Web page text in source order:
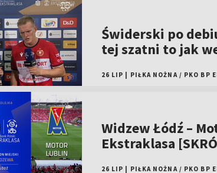
Świderski po
tej szatni to jak
26 LIP PIŁKA NOŻNA / PKO BP
Widzew Łódź –
Ekstraklasa
26 LIP PIŁKA NOŻNA / PKO BP